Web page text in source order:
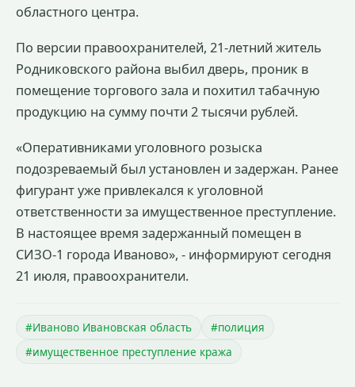
областного центра.
По версии правоохранителей, 21-летний житель
Родниковского района выбил дверь, проник в
помещение торгового зала и похитил табачную
продукцию на сумму почти 2 тысячи рублей.
«Оперативниками уголовного розыска
подозреваемый был установлен и задержан. Ранее
фигурант уже привлекался к уголовной
ответственности за имущественное преступление.
В настоящее время задержанный помещен в
СИЗО-1 города Иваново», - информируют сегодня
21 июля, правоохранители.
#Иваново Ивановская область
#полиция
#имущественное преступление кража